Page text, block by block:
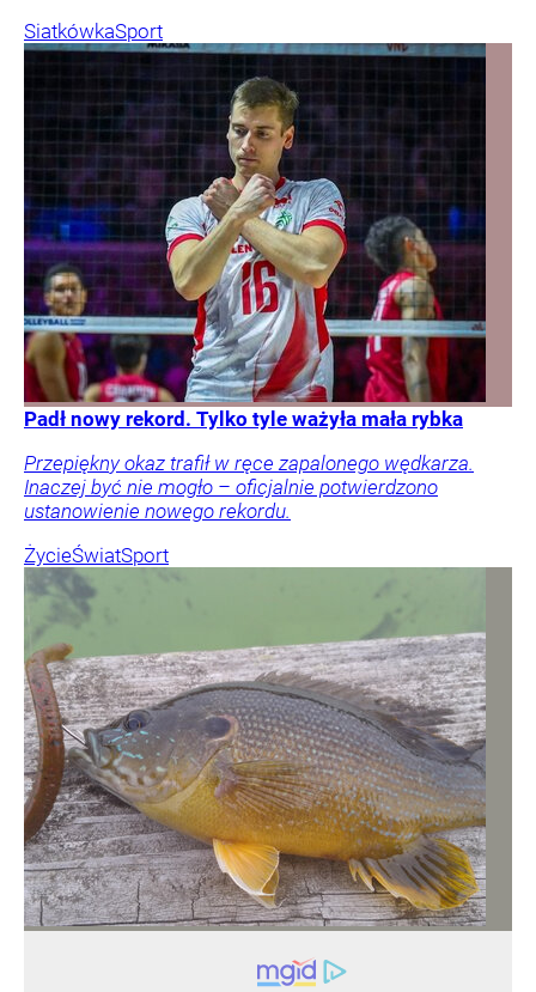
SiatkówkaSport
Padł nowy rekord. Tylko tyle ważyła mała rybka
Przepiękny okaz trafił w ręce zapalonego wędkarza.
Inaczej być nie mogło – oficjalnie potwierdzono
ustanowienie nowego rekordu.
ŻycieŚwiatSport